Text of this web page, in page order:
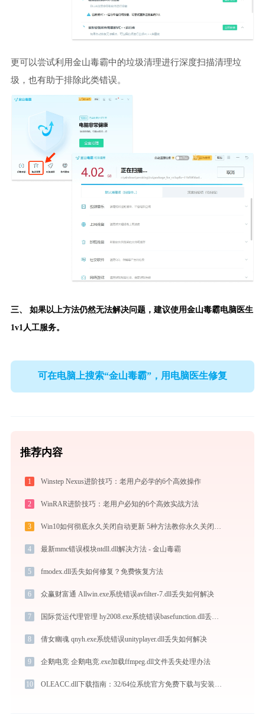
更可以尝试利用金山毒霸中的垃圾清理进行深度扫描清理垃
圾，也有助于排除此类错误。
三、 如果以上方法仍然无法解决问题，建议使用金山毒霸电脑医生
1v1人工服务。
可在电脑上搜索“金山毒霸”，用电脑医生修复
推荐内容
1 Winstep Nexus进阶技巧：老用户必学的6个高效操作
2 WinRAR进阶技巧：老用户必知的6个高效实战方法
3
4 最新mmc错误模块ntdll.dll解决方法 - 金山毒霸
5 fmodex.dll丢失如何修复？免费恢复方法
6 众赢财富通 Allwin.exe系统错误avfilter-7.dll丢失如何解决
7 国际货运代理管理 hy2008.exe系统错误basefunction.dll丢失如何解决
8 倩女幽魂 qnyh.exe系统错误unityplayer.dll丢失如何解决
9 企鹅电竞 企鹅电竞.exe加载ffmpeg.dll文件丢失处理办法
10